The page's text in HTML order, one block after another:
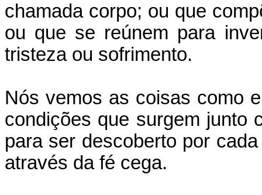
chamada corpo; ou que
ou que se reúnem para
tristeza ou sofrimento.
Nós vemos as coisas como
condições que surgem junto
para ser descoberto por
através da fé cega.